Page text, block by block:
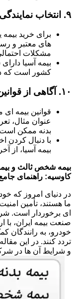
۹. انتخاب
برای خرید
های معتبر و
مشکلات
بیمه آسیا
کشور است که
۱۰. آگاهی از
قوانین بیمه
عنوان مثال،
بدنه ممکن
با دنبال کردن
بیمه آسیا، از
بیمه شخص ثالث و
کاوسیه: راهنمای
در دنیای امروز که
ما هستند، تأمین
ای برخوردار است.
صنعت بیمه ایران، با
خودرو، به رانندگان
تردد کنند. در این
و شرایط آن ها در